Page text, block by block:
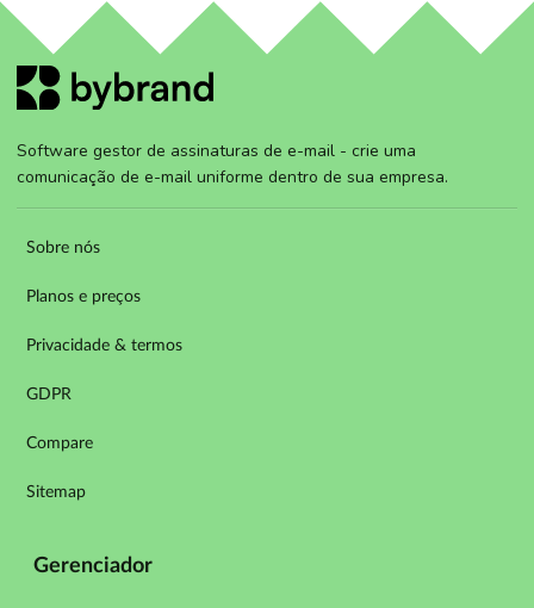
Software gestor de assinaturas de e-mail - crie uma
comunicação de e-mail uniforme dentro de sua empresa.
Sobre nós
Planos e preços
Privacidade & termos
GDPR
Compare
Sitemap
Gerenciador